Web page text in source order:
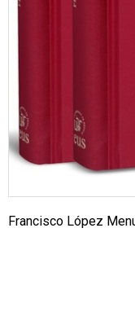
Francisco López